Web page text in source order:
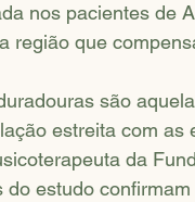
nos pacientes de
região que
são
estreita com
da
do estudo